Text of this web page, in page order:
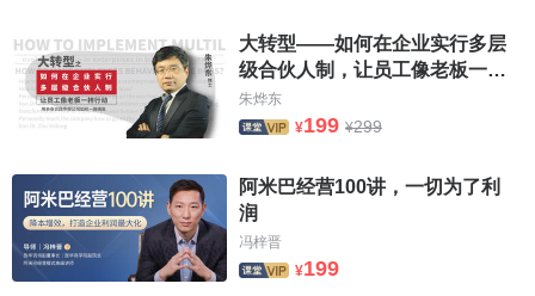
一部分是必修科目，包括报告与专业实务、公司管制与
问责机制、企业策略与领导技能。必修科目必须按照顺序考
试，没有通过前一科，则无法进行下一科的
两门科目题型为70%选择题，30%问答题，第三门科目全部
为问答题。
另一部分是选修课程。申请人可以在以下课程中选修任
意三门：鉴证与 审计、 财务会计
重建、知识管理、个人财务规划与
大转型——如何在企业实行多层
级合伙人制，让员工像老板一样
行动
朱烨东
¥199 ¥299
阿米巴经营100讲，一切为了利
润
冯梓晋
¥199